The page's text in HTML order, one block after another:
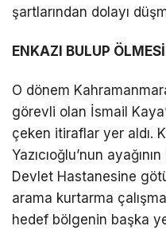
şartlarından dolayı
ENKAZI BULUP
O dönem
görevli olan İsmail
çeken itiraflar yer aldı.
Yazıcıoğlu’nun
Devlet Hastanesine
arama kurtarma
hedef bölgenin başka